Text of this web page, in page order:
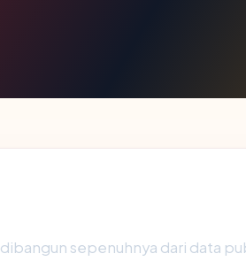
dibangun sepenuhnya dari data